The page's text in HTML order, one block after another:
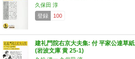
久保田 淳
登録
100
建礼門院右京大夫集: 付 平家公達草紙
(岩波文庫 黄 25-1)